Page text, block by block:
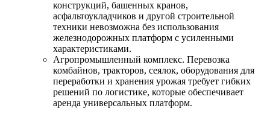
конструкций, башенных кранов,
асфальтоукладчиков и другой строительной
техники невозможна без использования
железнодорожных платформ с усиленными
характеристиками.
Агропромышленный комплекс. Перевозка
комбайнов, тракторов, сеялок, оборудования для
переработки и хранения урожая требует гибких
решений по логистике, которые обеспечивает
аренда универсальных платформ.